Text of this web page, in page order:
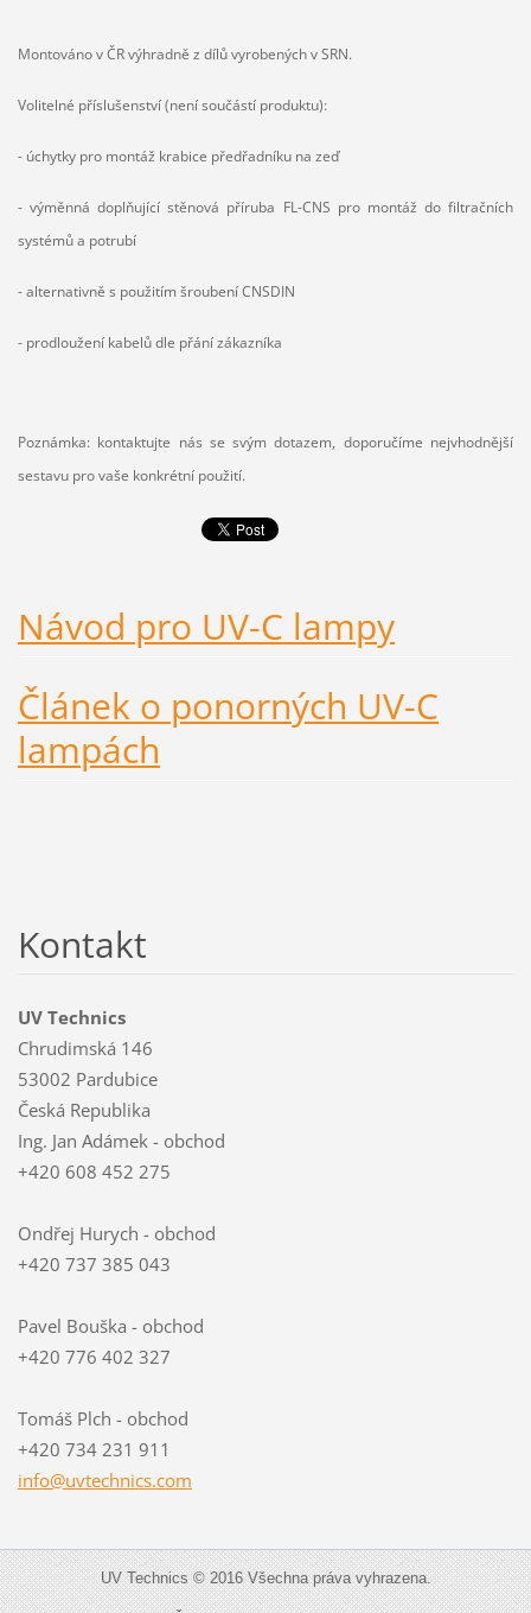
Montováno v ČR výhradně z dílů vyrobených v SRN.
Volitelné příslušenství (není součástí produktu):
- úchytky pro montáž krabice předřadníku na zeď
- výměnná doplňující stěnová příruba FL-CNS pro montáž do filtračních
systémů a potrubí
- alternativně s použitím šroubení CNSDIN
- prodloužení kabelů dle přání zákazníka
Poznámka: kontaktujte nás se svým dotazem, doporučíme nejvhodnější
sestavu pro vaše konkrétní použití.
Návod pro UV-C lampy
Článek o ponorných UV-C
lampách
Kontakt
UV Technics
Chrudimská 146
53002 Pardubice
Česká Republika
Ing. Jan Adámek - obchod
+420 608 452 275
Ondřej Hurych - obchod
+420 737 385 043
Pavel Bouška - obchod
+420 776 402 327
Tomáš Plch - obchod
+420 734 231 911
info@uvtechnics.com
UV Technics © 2016 Všechna práva vyhrazena.